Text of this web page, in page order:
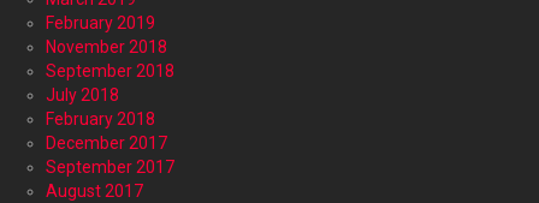
February 2019
November 2018
September 2018
July 2018
February 2018
December 2017
September 2017
August 2017